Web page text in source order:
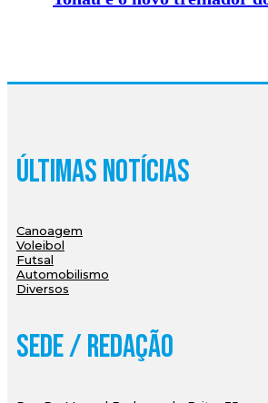
Últimas Notícias
Canoagem
Voleibol
Futsal
Automobilismo
Diversos
Sede / Redação